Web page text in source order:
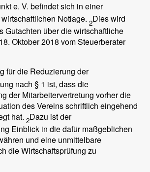
e. V. befindet sich in einer
Notlage. 2Dies wird
Gutachten über die wirtschaftliche
Oktober 2018 vom Steuerberater
für die Reduzierung der
nach § 1 ist, dass die
der Mitarbeitervertretung vorher die
des Vereins schriftlich eingehend
hat. 2Dazu ist der
Einblick in die dafür maßgeblichen
und eine unmittelbare
die Wirtschaftsprüfung zu